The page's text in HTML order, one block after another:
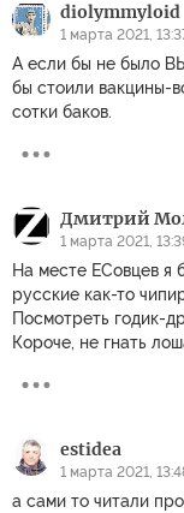
diolymmyloid
1 марта 2021,
А если бы не было
бы стоили вакцины-
сотки баков.
Дмитрий
1 марта 2021,
На месте ЕСовцев я
русские как-то
Посмотреть годик-
Короче, не гнать
estidea
1 марта 2021,
а сами то читали